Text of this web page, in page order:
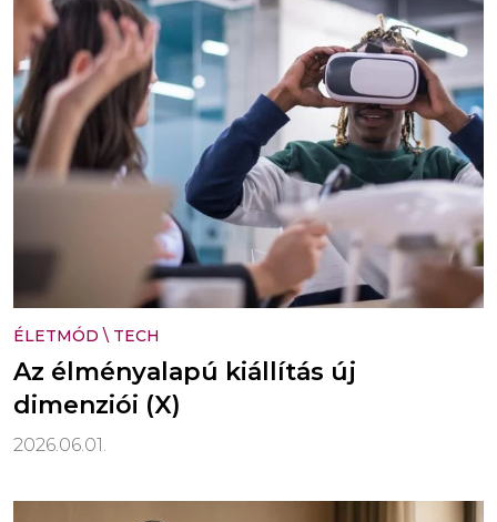
ÉLETMÓD \ TECH
Az élményalapú kiállítás új
dimenziói (X)
2026.06.01.